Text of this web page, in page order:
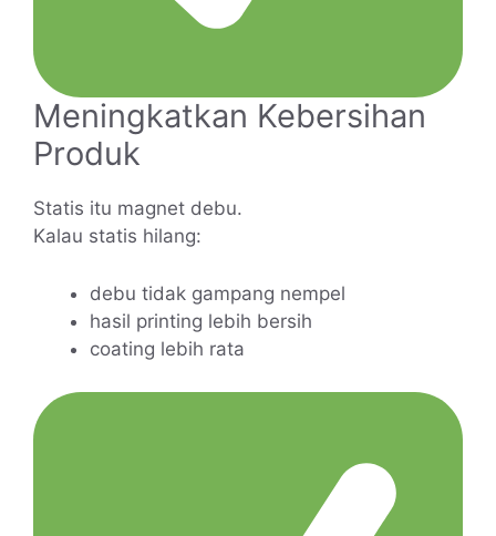
Meningkatkan Kebersihan
Produk
Statis itu magnet debu.
Kalau statis hilang:
debu tidak gampang nempel
hasil printing lebih bersih
coating lebih rata